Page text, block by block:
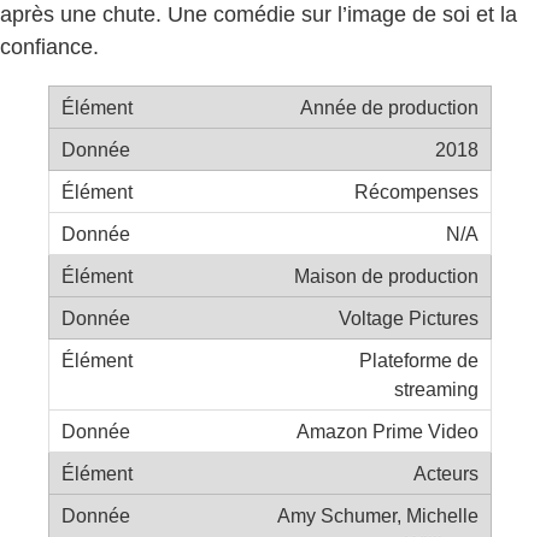
après une chute. Une comédie sur l’image de soi et la
confiance.
Année de production
2018
Récompenses
N/A
Maison de production
Voltage Pictures
Plateforme de
streaming
Amazon Prime Video
Acteurs
Amy Schumer, Michelle